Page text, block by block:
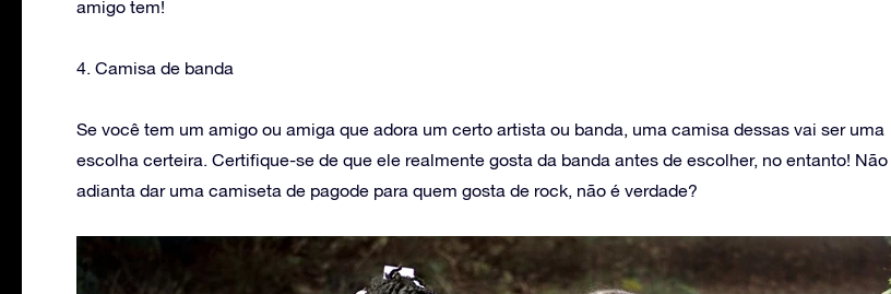
amigo tem!
4. Camisa de banda
Se você tem um amigo ou amiga que adora um certo artista ou banda, uma camisa dessas vai ser uma
escolha certeira. Certifique-se de que ele realmente gosta da banda antes de escolher, no entanto! Não
adianta dar uma camiseta de pagode para quem gosta de rock, não é verdade?